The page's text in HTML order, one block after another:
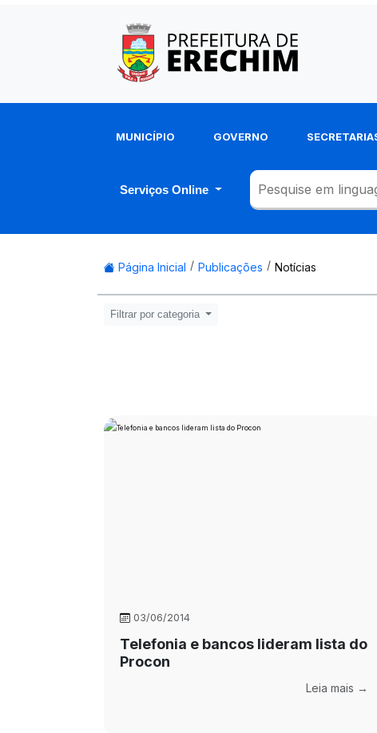
MUNICÍPIO GOVERNO
Serviços Online
Página Inicial Publicações Notícias
Filtrar por categoria
03/06/2014
Telefonia e bancos lideram lista do
Procon
Leia mais →